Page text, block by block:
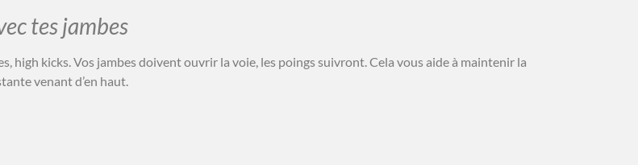
tes jambes
high kicks. Vos jambes doivent ouvrir la voie, les poings suivront. Cela vous aide à maintenir la
venant d’en haut.